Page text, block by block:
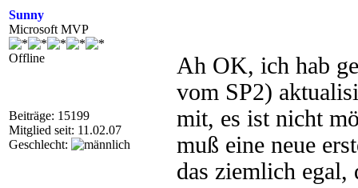
Sunny
Microsoft MVP
Offline
Beiträge: 15199
Mitglied seit: 11.02.07
Geschlecht:
Ah OK, ich hab
vom SP2)
mit, es ist nicht
muß eine neue
das ziemlich egal,